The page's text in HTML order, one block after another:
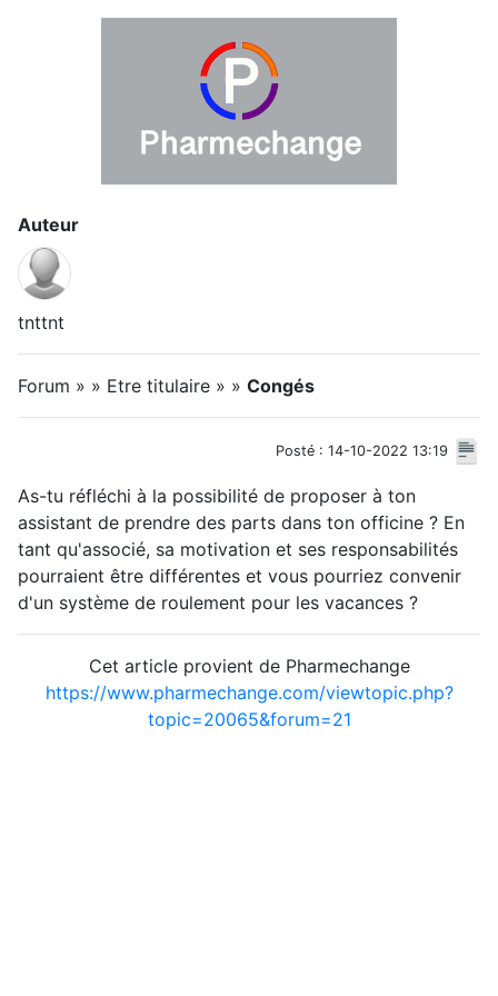
Auteur
tnttnt
Forum » » Etre titulaire » » Congés
Posté : 14-10-2022 13:19
As-tu réfléchi à la possibilité de proposer à ton
assistant de prendre des parts dans ton officine ? En
tant qu'associé, sa motivation et ses responsabilités
pourraient être différentes et vous pourriez convenir
d'un système de roulement pour les vacances ?
Cet article provient de Pharmechange
https://www.pharmechange.com/viewtopic.php?
topic=20065&forum=21